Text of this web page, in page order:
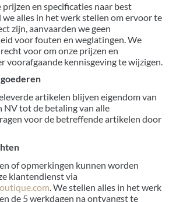
en specificaties naar best
alles in het werk stellen om ervoor te
zijn, aanvaarden we geen
voor fouten en weglatingen. We
voor om onze prijzen en
voorafgaande kennisgeving te wijzigen.
artikelen blijven eigendom van
tot de betaling van alle
voor de betreffende artikelen door
of opmerkingen kunnen worden
klantendienst via
. We stellen alles in het werk
de 5 werkdagen na ontvangst te